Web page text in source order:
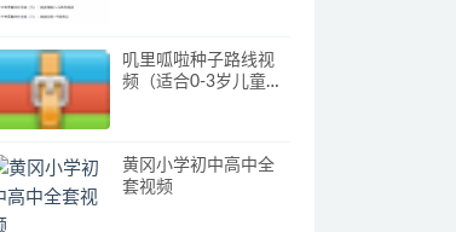
叽里呱啦种子路线视
频（适合0-3岁儿童英
黄冈小学初中高中全
套视频